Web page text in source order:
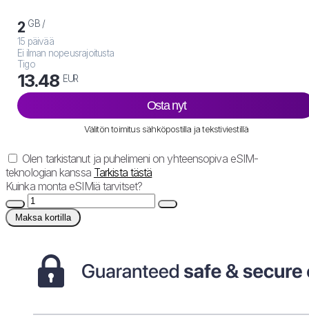
2 GB /
15 päivää
Ei ilman nopeusrajoitusta
Tigo
13.48 EUR
Osta nyt
Välitön toimitus sähköpostilla ja tekstiviestillä
Olen tarkistanut ja puhelimeni on yhteensopiva eSIM-
teknologian kanssa Tarkista tästä
Kuinka monta eSIMiä tarvitset?
Maksa kortilla